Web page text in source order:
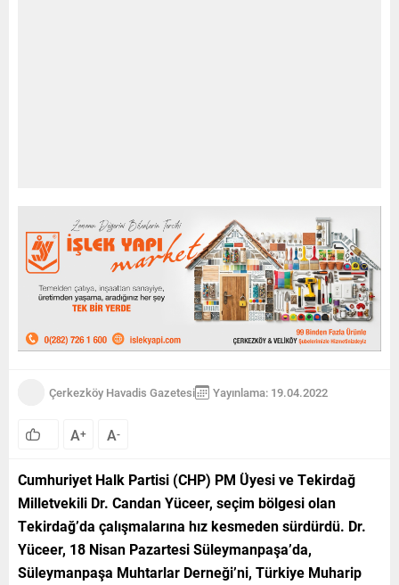
Çerkezköy Havadis Gazetesi Yayınlama: 19.04.2022
A+ A-
Cumhuriyet Halk Partisi (CHP) PM Üyesi ve Tekirdağ
Milletvekili Dr. Candan Yüceer, seçim bölgesi olan
Tekirdağ’da çalışmalarına hız kesmeden sürdürdü. Dr.
Yüceer, 18 Nisan Pazartesi Süleymanpaşa’da,
Süleymanpaşa Muhtarlar Derneği’ni, Türkiye Muharip